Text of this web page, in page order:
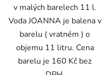
v malých barelech 11 l.
Voda JOANNA je balena v
barelu ( vratném ) o
objemu 11 litru. Cena
barelu je 160 Kč bez